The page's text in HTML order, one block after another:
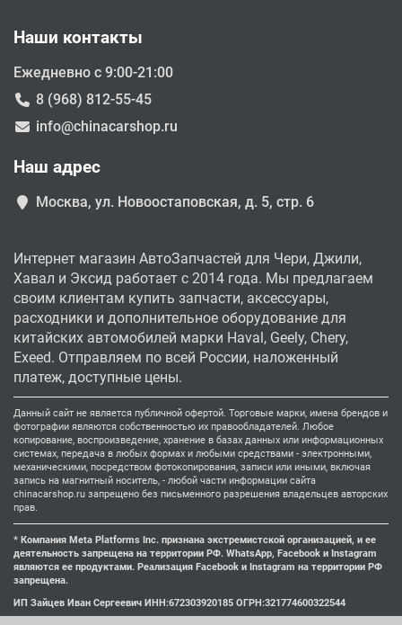
Наши контакты
Ежедневно с 9:00-21:00
8 (968) 812-55-45
info@chinacarshop.ru
Наш адрес
Москва, ул. Новоостаповская, д. 5, стр. 6
Интернет магазин АвтоЗапчастей для Чери, Джили,
Хавал и Эксид работает с 2014 года. Мы предлагаем
своим клиентам купить запчасти, аксессуары,
расходники и дополнительное оборудование для
китайских автомобилей марки Haval, Geely, Chery,
Exeed. Отправляем по всей России, наложенный
платеж, доступные цены.
Данный сайт не является публичной офертой. Торговые марки, имена брендов и
фотографии являются собственностью их правообладателей. Любое
копирование, воспроизведение, хранение в базах данных или информационных
системах, передача в любых формах и любыми средствами - электронными,
механическими, посредством фотокопирования, записи или иными, включая
запись на магнитный носитель, - любой части информации сайта
chinacarshop.ru запрещено без письменного разрешения владельцев авторских
прав.
* Компания Meta Platforms Inc. признана экстремистской организацией, и ее
деятельность запрещена на территории РФ. WhatsApp, Facebook и Instagram
являются ее продуктами. Реализация Facebook и Instagram на территории РФ
запрещена.
ИП Зайцев Иван Сергеевич ИНН:672303920185 ОГРН:321774600322544